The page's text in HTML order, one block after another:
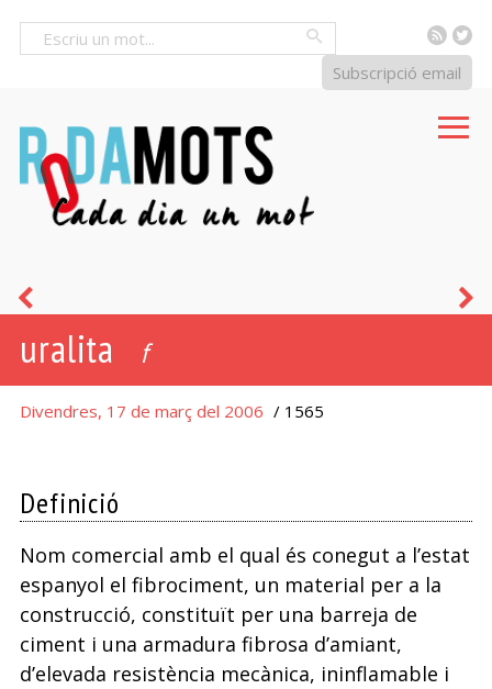
RSS
Subscripció email
uralita f
Divendres, 17 de març del 2006 / 1565
Definició
Nom comercial amb el qual és conegut a l’estat
espanyol el fibrociment, un material per a la
construcció, constituït per una barreja de
ciment i una armadura fibrosa d’amiant,
d’elevada resistència mecànica, ininflamable i
astracanada